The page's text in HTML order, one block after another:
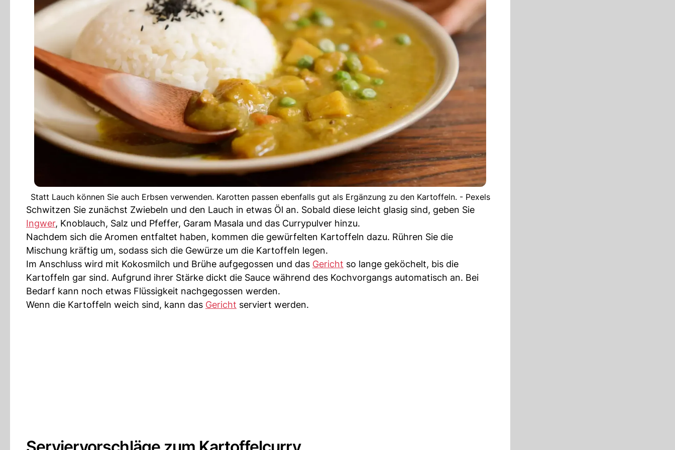
Statt Lauch können Sie auch Erbsen verwenden. Karotten passen ebenfalls gut als Ergänzung zu den Kartoffeln. - Pexels
Schwitzen Sie zunächst Zwiebeln und den Lauch in etwas Öl an. Sobald diese leicht glasig sind, geben Sie
Ingwer, Knoblauch, Salz und Pfeffer, Garam Masala und das Currypulver hinzu.
Nachdem sich die Aromen entfaltet haben, kommen die gewürfelten Kartoffeln dazu. Rühren Sie die
Mischung kräftig um, sodass sich die Gewürze um die Kartoffeln legen.
Im Anschluss wird mit Kokosmilch und Brühe aufgegossen und das Gericht so lange geköchelt, bis die
Kartoffeln gar sind. Aufgrund ihrer Stärke dickt die Sauce während des Kochvorgangs automatisch an. Bei
Bedarf kann noch etwas Flüssigkeit nachgegossen werden.
Wenn die Kartoffeln weich sind, kann das Gericht serviert werden.